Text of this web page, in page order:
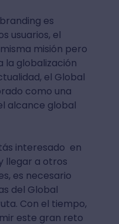
es
usuarios, el
misión pero
la globalización
el Global
como una
alcance global
interesado en
llegar a otros
es necesario
del Global
Con el tiempo,
este gran reto